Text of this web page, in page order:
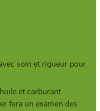
soin et rigueur pour
et carburant
fera un examen des